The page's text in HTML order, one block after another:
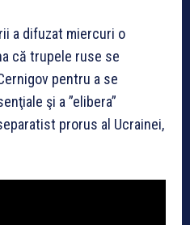
a difuzat miercuri o
că trupele ruse se
pentru a se
şi a ”elibera”
prorus al Ucrainei,